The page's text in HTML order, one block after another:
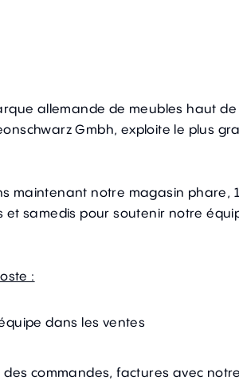
allemande de meubles haut
Gmbh, exploite le plus
maintenant notre magasin phare,
et samedis pour soutenir notre
:
dans les ventes
commandes, factures avec